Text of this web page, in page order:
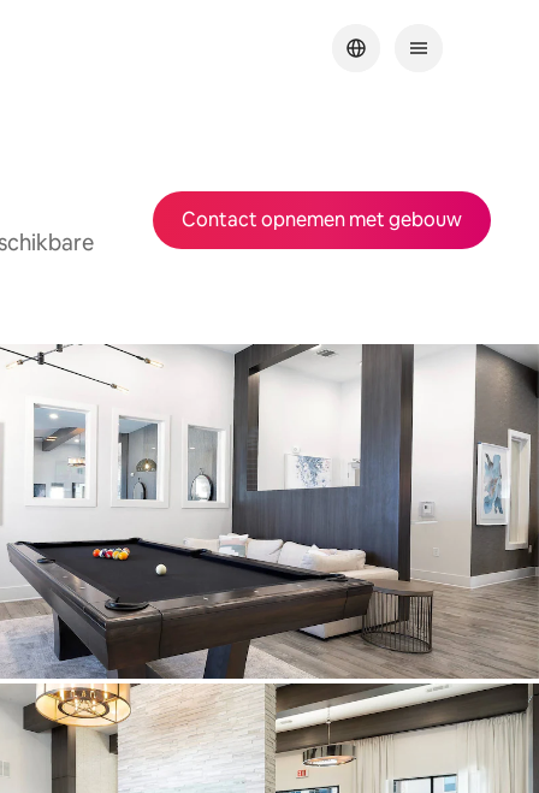
Contact opnemen met gebouw